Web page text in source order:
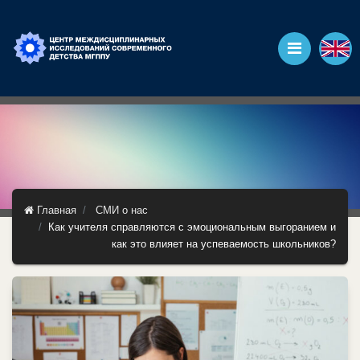
Главная
СМИ о нас
Как учителя справляются с эмоциональным выгоранием и
как это влияет на успеваемость школьников?